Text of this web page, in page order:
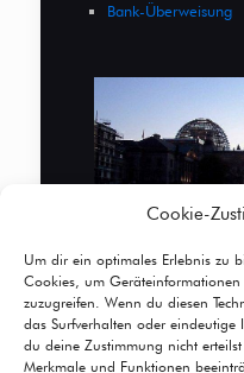
Cookie-
Um dir ein optimales Erlebnis zu
Cookies, um
zuzugreifen. Wenn du diesen
das Surfverhalten oder eindeutige
du deine Zustimmung nicht
Merkmale und Funktionen
Bank-Überweisung